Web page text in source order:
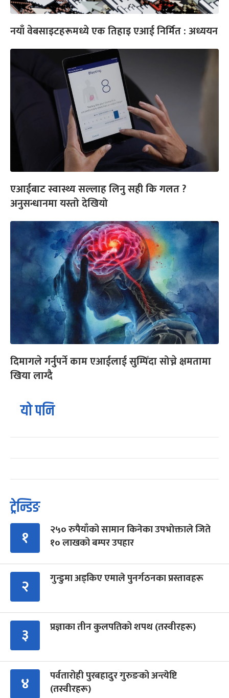
नयाँ वेबसाइटहरूमध्ये एक तिहाइ एआई निर्मित : अध्ययन
एआईबाट स्वास्थ्य सल्लाह लिनु सही कि गलत ?
अनुसन्धानमा यस्तो देखियो
दिमागले गर्नुपर्ने काम एआईलाई सुम्पिँदा सोच्ने क्षमतामा
खिया लाग्दै
यो पनि
ट्रेन्डिङ
१
२५० रुपैयाँको सामान किनेका उपभोक्ताले जिते
१० लाखको बम्पर उपहार
२ गुन्डुमा अड्किए एमाले पुनर्गठनका प्रस्तावहरू
३ प्रज्ञाका तीन कुलपतिको शपथ (तस्वीरहरू)
४
पर्वतारोही पुरबहादुर गुरुङको अन्त्येष्टि
(तस्वीरहरू)